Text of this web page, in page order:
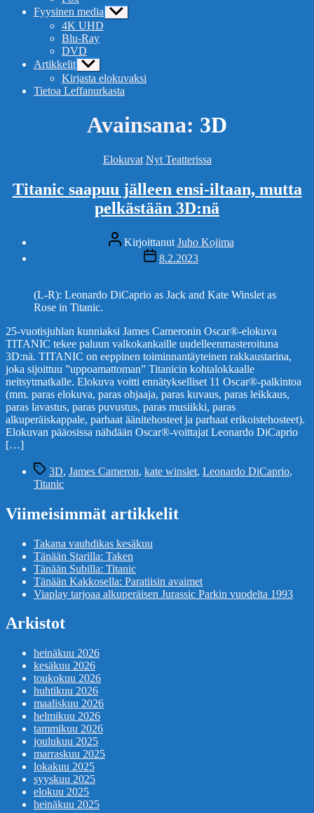
Fyysinen media Näytä
alavalikko
4K UHD
Blu-Ray
DVD
Artikkelit Näytä
alavalikko
Kirjasta elokuvaksi
Tietoa Leffanurkasta
Avainsana: 3D
Kategoriat
Elokuvat Nyt Teatterissa
Titanic saapuu jälleen ensi-iltaan, mutta
pelkästään 3D:nä
Kirjoittaja
Kirjoittanut Juho Kojima
Julkaisupäivämäärä
8.2.2023
(L-R): Leonardo DiCaprio as Jack and Kate Winslet as
Rose in Titanic.
25-vuotisjuhlan kunniaksi James Cameronin Oscar®-elokuva
TITANIC tekee paluun valkokankaille uudelleenmasteroituna
3D:nä. TITANIC on eeppinen toiminnantäyteinen rakkaustarina,
joka sijoittuu ”uppoamattoman” Titanicin kohtalokkaalle
neitsytmatkalle. Elokuva voitti ennätykselliset 11 Oscar®-palkintoa
(mm. paras elokuva, paras ohjaaja, paras kuvaus, paras leikkaus,
paras lavastus, paras puvustus, paras musiikki, paras
alkuperäiskappale, parhaat äänitehosteet ja parhaat erikoistehosteet).
Elokuvan pääosissa nähdään Oscar®-voittajat Leonardo DiCaprio
[…]
Avainsanat
3D, James Cameron, kate winslet, Leonardo DiCaprio,
Titanic
Viimeisimmät artikkelit
Takana vauhdikas kesäkuu
Tänään Starilla: Taken
Tänään Subilla: Titanic
Tänään Kakkosella: Paratiisin avaimet
Viaplay tarjoaa alkuperäisen Jurassic Parkin vuodelta 1993
Arkistot
heinäkuu 2026
kesäkuu 2026
toukokuu 2026
huhtikuu 2026
maaliskuu 2026
helmikuu 2026
tammikuu 2026
joulukuu 2025
marraskuu 2025
lokakuu 2025
syyskuu 2025
elokuu 2025
heinäkuu 2025